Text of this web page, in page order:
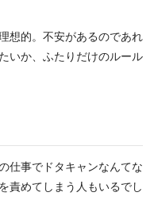
想的。不安があるのであれ
いか、ふたりだけのルール
仕事でドタキャンなんてな
責めてしまう人もいるでし